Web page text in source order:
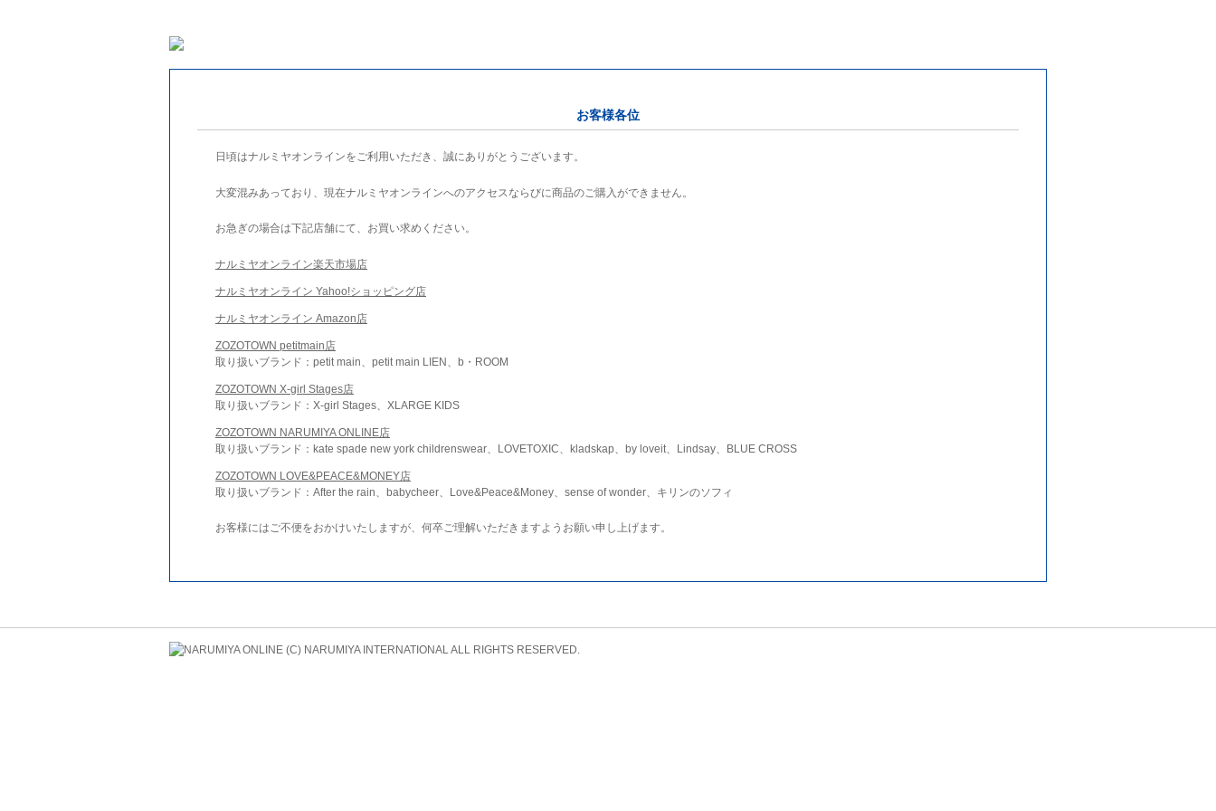
お客様各位
日頃はナルミヤオンラインをご利用いただき、誠にありがとうございます。
大変混みあっており、現在ナルミヤオンラインへのアクセスならびに商品のご購入ができません。
お急ぎの場合は下記店舗にて、お買い求めください。
ナルミヤオンライン楽天市場店
ナルミヤオンライン Yahoo!ショッピング店
ナルミヤオンライン Amazon店
ZOZOTOWN petitmain店
取り扱いブランド：petit main、petit main LIEN、b・ROOM
ZOZOTOWN X-girl Stages店
取り扱いブランド：X-girl Stages、XLARGE KIDS
ZOZOTOWN NARUMIYA ONLINE店
取り扱いブランド：kate spade new york childrenswear、LOVETOXIC、kladskap、by loveit、Lindsay、BLUE CROSS
ZOZOTOWN LOVE&PEACE&MONEY店
取り扱いブランド：After the rain、babycheer、Love&Peace&Money、sense of wonder、キリンのソフィ
お客様にはご不便をおかけいたしますが、何卒ご理解いただきますようお願い申し上げます。